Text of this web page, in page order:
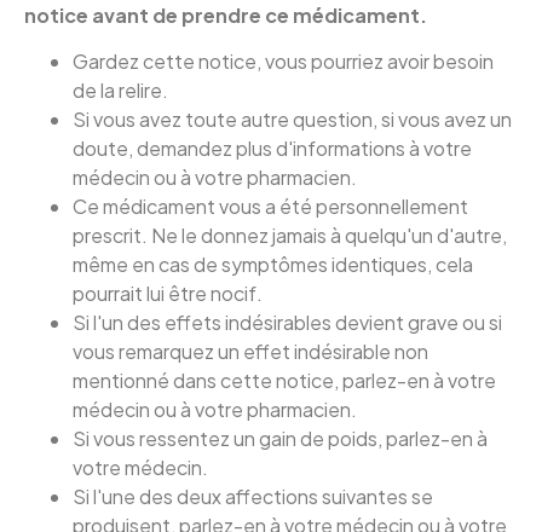
notice avant de prendre ce médicament.
Gardez cette notice, vous pourriez avoir besoin
de la relire.
Si vous avez toute autre question, si vous avez un
doute, demandez plus d'informations à votre
médecin ou à votre pharmacien.
Ce médicament vous a été personnellement
prescrit. Ne le donnez jamais à quelqu'un d'autre,
même en cas de symptômes identiques, cela
pourrait lui être nocif.
Si l'un des effets indésirables devient grave ou si
vous remarquez un effet indésirable non
mentionné dans cette notice, parlez-en à votre
médecin ou à votre pharmacien.
Si vous ressentez un gain de poids, parlez-en à
votre médecin.
Si l'une des deux affections suivantes se
produisent, parlez-en à votre médecin ou à votre